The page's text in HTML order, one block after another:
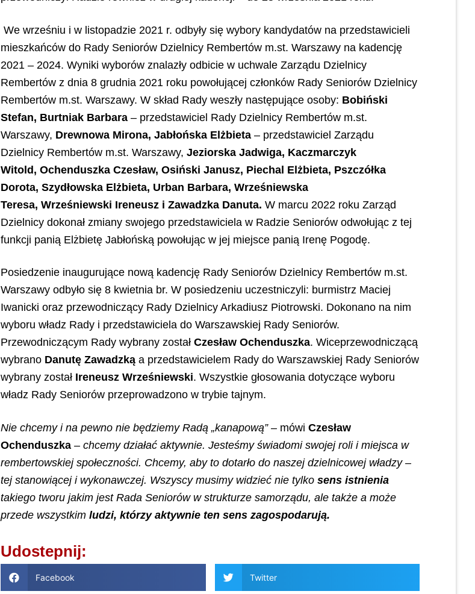
We wrześniu i w listopadzie 2021 r. odbyły się wybory kandydatów na przedstawicieli
mieszkańców do Rady Seniorów Dzielnicy Rembertów m.st. Warszawy na kadencję
2021 – 2024. Wyniki wyborów znalazły odbicie w uchwale Zarządu Dzielnicy
Rembertów z dnia 8 grudnia 2021 roku powołującej członków Rady Seniorów Dzielnicy
Rembertów m.st. Warszawy. W skład Rady weszły następujące osoby: Bobiński
Stefan, Burtniak Barbara – przedstawiciel Rady Dzielnicy Rembertów m.st.
Warszawy, Drewnowa Mirona, Jabłońska Elżbieta– przedstawiciel Zarządu
Dzielnicy Rembertów m.st. Warszawy, Jeziorska Jadwiga, Kaczmarczyk
Witold, Ochenduszka Czesław, Osiński Janusz, Piechal Elżbieta, Pszczółka
Dorota, Szydłowska Elżbieta, Urban Barbara, Wrześniewska
Teresa, Wrześniewski Ireneusz i Zawadzka Danuta. W marcu 2022 roku Zarząd
Dzielnicy dokonał zmiany swojego przedstawiciela w Radzie Seniorów odwołując z tej
funkcji panią Elżbietę Jabłońską powołując w jej miejsce panią Irenę Pogodę.
Posiedzenie inaugurujące nową kadencję Rady Seniorów Dzielnicy Rembertów m.st.
Warszawy odbyło się 8 kwietnia br. W posiedzeniu uczestniczyli: burmistrz Maciej
Iwanicki oraz przewodniczący Rady Dzielnicy Arkadiusz Piotrowski. Dokonano na nim
wyboru władz Rady i przedstawiciela do Warszawskiej Rady Seniorów.
Przewodniczącym Rady wybrany został Czesław Ochenduszka. Wiceprzewodniczącą
wybrano Danutę Zawadzką a przedstawicielem Rady do Warszawskiej Rady Seniorów
wybrany został Ireneusz Wrześniewski. Wszystkie głosowania dotyczące wyboru
władz Rady Seniorów przeprowadzono w trybie tajnym.
Nie chcemy i na pewno nie będziemy Radą „kanapową” – mówi Czesław
Ochenduszka– chcemy działać aktywnie. Jesteśmy świadomi swojej roli i miejsca w
rembertowskiej społeczności. Chcemy, aby to dotarło do naszej dzielnicowej władzy –
tej stanowiącej i wykonawczej. Wszyscy musimy widzieć nie tylko sens istnienia
takiego tworu jakim jest Rada Seniorów w strukturze samorządu, ale także a może
przede wszystkim ludzi, którzy aktywnie ten sens zagospodarują.
Udostepnij:
Facebook Twitter